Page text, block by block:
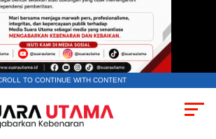
TO CONTINUE WITH CONTENT